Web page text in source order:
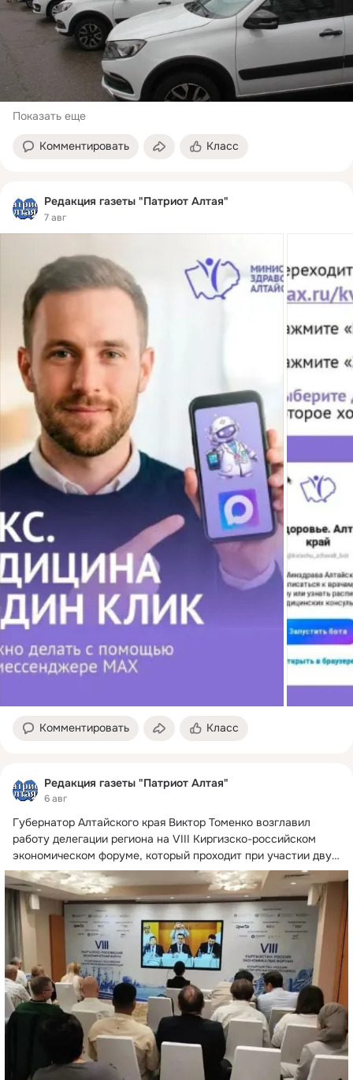
Показать еще
Комментировать Класс
Редакция газеты "Патриот Алтая"
7 авг
Комментировать Класс
Редакция газеты "Патриот Алтая"
6 авг
Губернатор Алтайского края Виктор Томенко возглавил
работу делегации региона на VIII Киргизско-российском
экономическом форуме, который проходит при участии двух
президентов